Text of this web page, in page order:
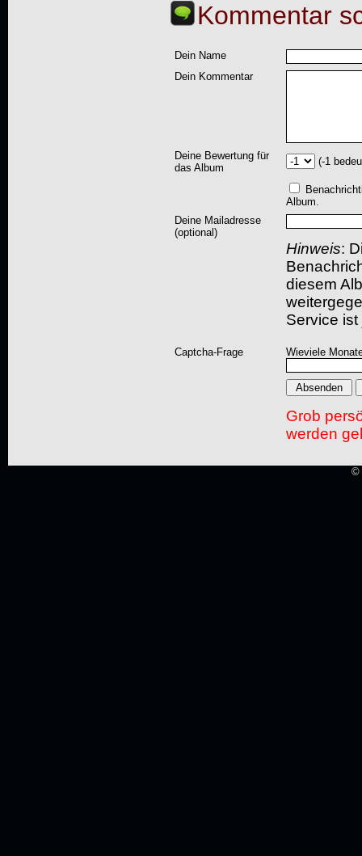
Kommentar
Dein Name
Dein Kommentar
Deine Bewertung für
das Album
(-1
Album.
Deine Mailadresse
(optional)
Hinweis:
diesem
Service
Captcha-Frage Wieviele
Grob
werden
©